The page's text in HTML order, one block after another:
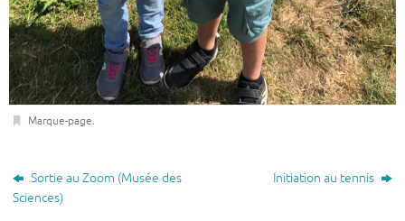
Marque-page.
Sortie au Zoom (Musée des
Sciences)
Initiation au tennis